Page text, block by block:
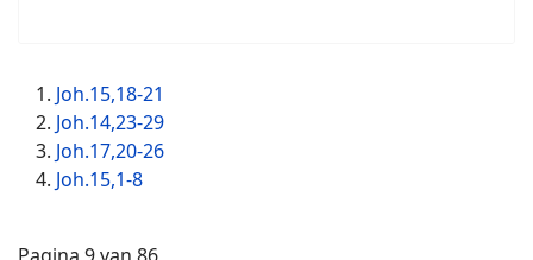
Joh.15,18-21
Joh.14,23-29
Joh.17,20-26
Joh.15,1-8